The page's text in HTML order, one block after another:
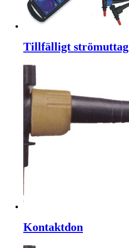
Tillfälligt strömuttag
Kontaktdon